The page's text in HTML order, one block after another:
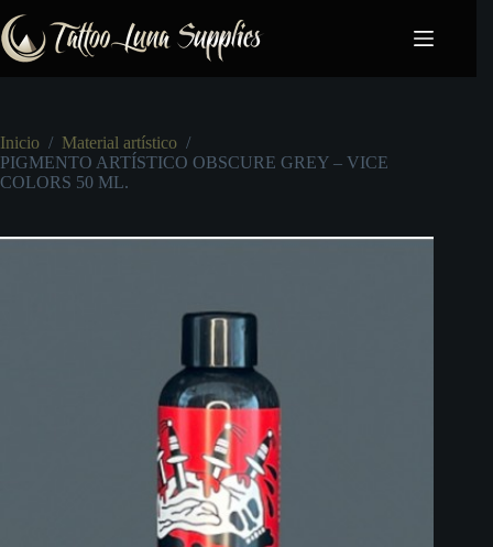
al
contenido
Inicio / Material artístico /
PIGMENTO ARTÍSTICO OBSCURE GREY – VICE
COLORS 50 ML.